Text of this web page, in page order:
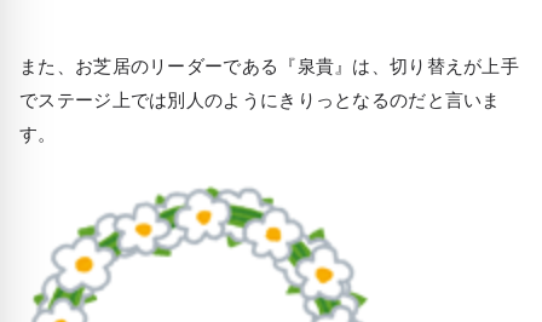
また、お芝居のリーダーである『泉貴』は、切り替えが上手
でステージ上では別人のようにきりっとなるのだと言いま
す。